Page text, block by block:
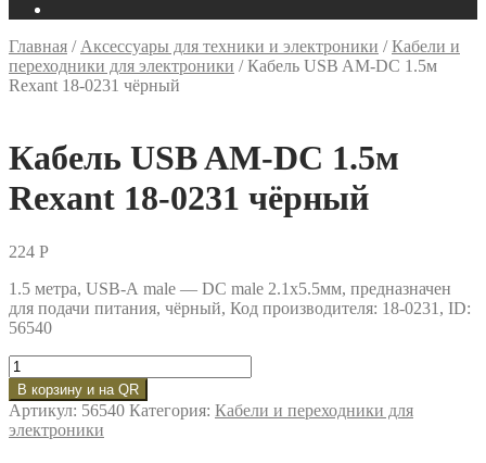
Главная / Аксессуары для техники и электроники /Кабели и
переходники для электроники /Кабель USB AM-DC 1.5м
Rexant 18-0231 чёрный
Кабель USB AM-DC 1.5м
Rexant 18-0231 чёрный
224 P
1.5 метра, USB-А male — DC male 2.1х5.5мм, предназначен
для подачи питания, чёрный, Код производителя: 18-0231, ID:
56540
Количество
товара
Кабель
USB
AM-
В корзину и на QR
Артикул: 56540 Категория: Кабели и переходники для
электроники